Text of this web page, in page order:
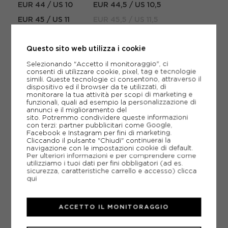
EUR 44 / US 10
EUR 44,5 / US 10,5
EUR 45 / US 11
AGGIUNGI AL CARRELLO
AGGIUNGI ALLA LISTA DEI DESIDERI
POTREBBERO INTERESSARTI ANCHE
SCARPE RUNNING VELOCI GARA NIKE
SCARPE RUNNING VELOCI GARA
ARTICOLI SPORTIVI NIKE
Questo sito web utilizza i cookie
Selezionando "Accetto il monitoraggio", ci
consenti di utilizzare cookie, pixel, tag e tecnologie
simili. Queste tecnologie ci consentono, attraverso il
dispositivo ed il browser da te utilizzati, di
monitorare la tua attività per scopi di marketing e
funzionali, quali ad esempio la personalizzazione di
annunci e il miglioramento del
sito. Potremmo condividere queste informazioni
con terzi: partner pubblicitari come Google,
Facebook e Instagram per fini di marketing.
Cliccando il pulsante "Chiudi" continuerai la
navigazione con le impostazioni cookie di default.
Per ulteriori informazioni e per comprendere come
utilizziamo i tuoi dati per fini obbligatori (ad es.
sicurezza, caratteristiche carrello e accesso) clicca
qui
ACCETTO IL MONITORAGGIO